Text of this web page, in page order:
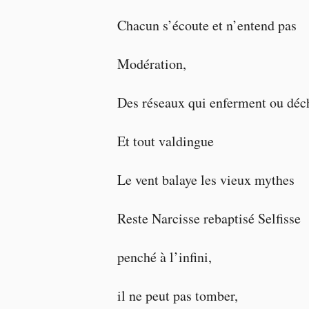
Chacun s’écoute et n’entend pas
Modération,
Des réseaux qui enferment ou
Et tout valdingue
Le vent balaye les vieux mythes
Reste Narcisse rebaptisé Selfisse
penché à l’infini,
il ne peut pas tomber,